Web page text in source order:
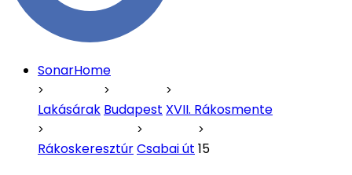
SonarHome
Lakásárak Budapest XVII. Rákosmente
RákoskeresztúrCsabai út 15